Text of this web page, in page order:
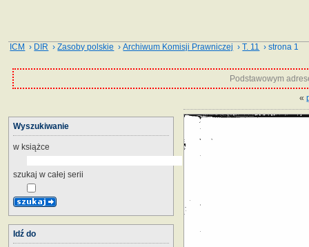
ICM › DIR ›Zasoby polskie ›Archiwum Komisji Prawniczej ›T. 11 › strona 1
Podstawowym
«
Wyszukiwanie
w książce
szukaj w całej serii
Idź do